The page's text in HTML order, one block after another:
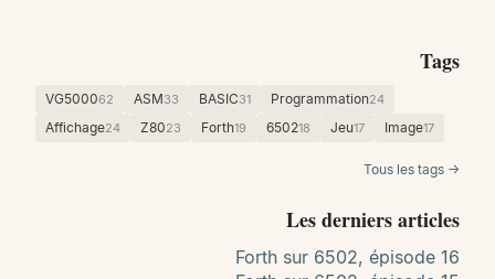
Tags
VG500062 ASM33 BASIC31 Programmation24
Affichage24 Z8023 Forth19 650218 Jeu17 Image17
Tous les tags →
Les derniers articles
Forth sur 6502, épisode 16